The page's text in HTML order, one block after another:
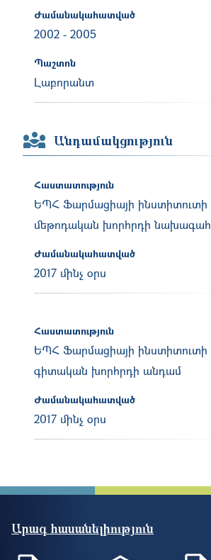
Ժամանակահատված
2002 - 2005
Պաշտոն
Լաբորանտ
Անդամակցություն
Հաստատություն
ԵՊՀ Ֆարմացիայի ինստիտուտի
մեթոդական խորհրդի նախագահ
Ժամանակահատված
2017 մինչ օրս
Հաստատություն
ԵՊՀ Ֆարմացիայի ինստիտուտի
գիտական խորհրդի անդամ
Ժամանակահատված
2017 մինչ օրս
Արագ հասանելիություն